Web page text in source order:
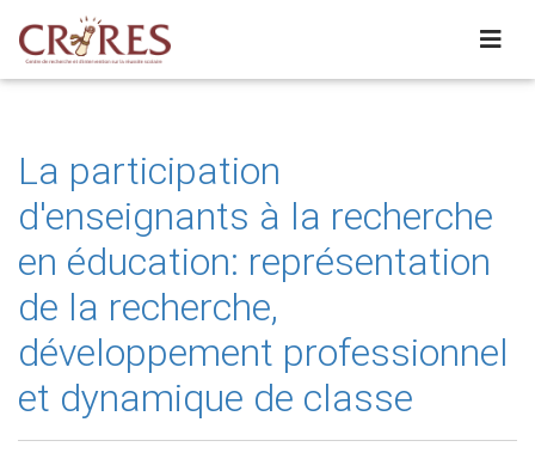
La participation
d'enseignants à la recherche
en éducation: représentation
de la recherche,
développement professionnel
et dynamique de classe